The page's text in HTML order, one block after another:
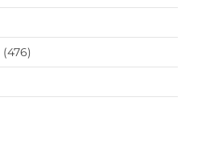
(476)